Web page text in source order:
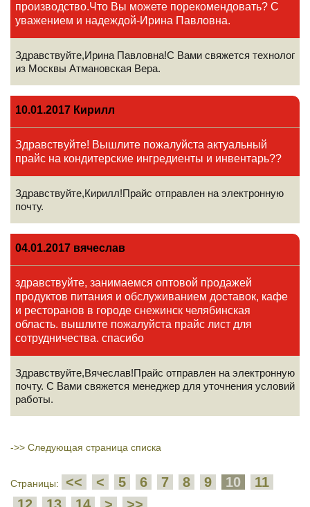
производство.Что Вы можете порекомендовать? С
уважением и надеждой-Ирина Павловна.
Здравствуйте,Ирина Павловна!С Вами свяжется технолог
из Москвы Атмановская Вера.
10.01.2017 Кирилл
Здравствуйте! Вышлите пожалуйста актуальный
прайс на кондитерские ингредиенты и инвентарь??
Здравствуйте,Кирилл!Прайс отправлен на электронную
почту.
04.01.2017 вячеслав
здравствуйте, занимаемся оптовой продажей
продуктов питания и обслуживанием доставок, кафе
и ресторанов в городе снежинск челябинская
область. вышлите пожалуйста прайс лист для
сотрудничества. спасибо
Здравствуйте,Вячеслав!Прайс отправлен на электронную
почту. С Вами свяжется менеджер для уточнения условий
работы.
->> Следующая страница списка
Страницы: << < 5 6 7 8 9 10
11